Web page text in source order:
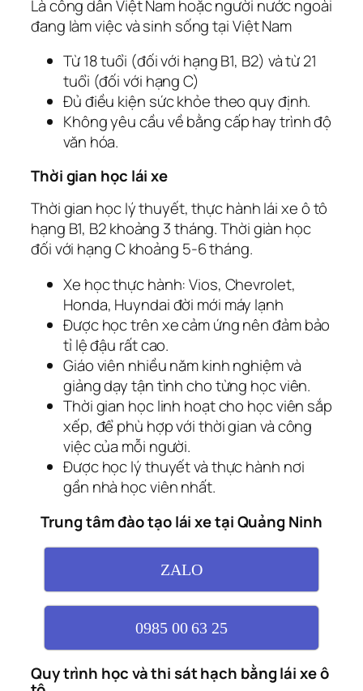
Là công dân Việt Nam hoặc người nước ngoài
đang làm việc và sinh sống tại Việt Nam
Từ 18 tuổi (đối với hạng B1, B2) và từ 21
tuổi (đối với hạng C)
Đủ điều kiện sức khỏe theo quy định.
Không yêu cầu về bằng cấp hay trình độ
văn hóa.
Thời gian học lái xe
Thời gian học lý thuyết, thực hành lái xe ô tô
hạng B1, B2 khoảng 3 tháng. Thời giàn học
đối với hạng C khoảng 5-6 tháng.
Xe học thực hành: Vios, Chevrolet,
Honda, Huyndai đời mới máy lạnh
Được học trên xe cảm ứng nên đảm bảo
tỉ lệ đậu rất cao.
Giáo viên nhiều năm kinh nghiệm và
giảng dạy tận tình cho từng học viên.
Thời gian học linh hoạt cho học viên sắp
xếp, để phù hợp với thời gian và công
việc của mỗi người.
Được học lý thuyết và thực hành nơi
gần nhà học viên nhất.
Trung tâm đào tạo lái xe tại Quảng Ninh
ZALO
0985 00 63 25
Quy trình học và thi sát hạch bằng lái xe ô